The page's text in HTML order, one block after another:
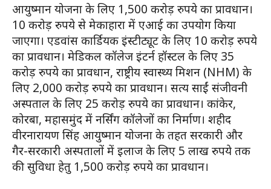
आयुष्मान योजना के लिए 1,500 करोड़ रुपये का प्रावधान।
10 करोड़ रुपये से मेकाहारा में एआई का उपयोग किया
जाएगा। एडवांस कार्डियक इंस्टीट्यूट के लिए 10 करोड़ रुपये
का प्रावधान। मेडिकल कॉलेज इंटर्न हॉस्टल के लिए 35
करोड़ रुपये का प्रावधान, राष्ट्रीय स्वास्थ्य मिशन (NHM) के
लिए 2,000 करोड़ रुपये का प्रावधान। सत्य साईं संजीवनी
अस्पताल के लिए 25 करोड़ रुपये का प्रावधान। कांकेर,
कोरबा, महासमुंद में नर्सिंग कॉलेजों का निर्माण। शहीद
वीरनारायण सिंह आयुष्मान योजना के तहत सरकारी और
गैर-सरकारी अस्पतालों में इलाज के लिए 5 लाख रुपये तक
की सुविधा हेतु 1,500 करोड़ रुपये का प्रावधान।